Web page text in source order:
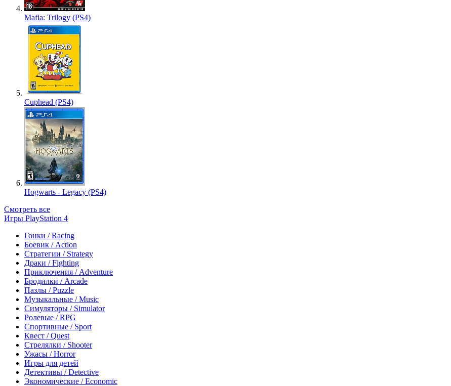
Mafia: Trilogy (PS4)
Cuphead (PS4)
Hogwarts - Legacy (PS4)
Смотреть все
Игры PlayStation 4
Гонки / Racing
Боевик / Action
Стратегии / Strategy
Драки / Fighting
Приключения / Adventure
Бродилки / Arcade
Пазлы / Puzzle
Музыкальные / Music
Симуляторы / Simulator
Ролевые / RPG
Спортивные / Sport
Квест / Quest
Стрелялки / Shooter
Ужасы / Horror
Игры для детей
Детективы / Detective
Экономические / Economic